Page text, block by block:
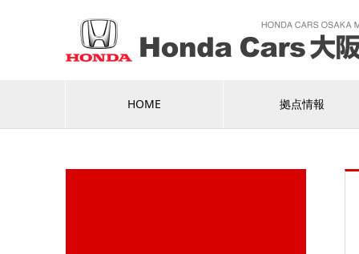
HOME 拠点情報